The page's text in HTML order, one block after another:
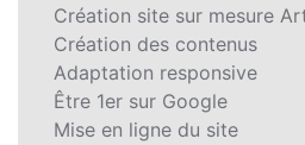
Création site sur mesure
Création des contenus
Adaptation responsive
Être 1er sur Google
Mise en ligne du site